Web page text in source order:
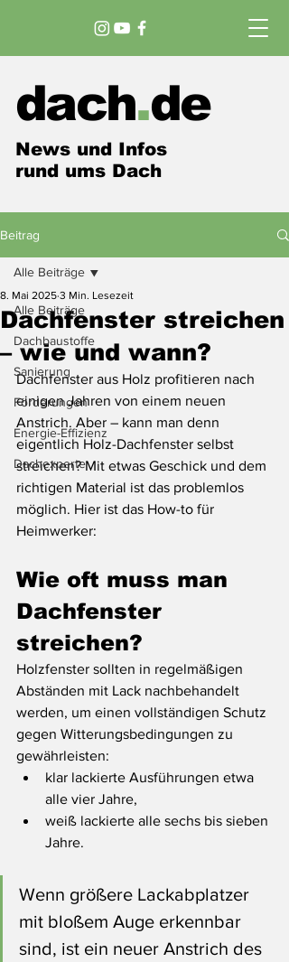
dach.de
News und Infos
rund ums Dach
Beitrag
Alle Beiträge
Dachbaustoffe
Sanierung
Förderungen
Energie-Effizienz
Dachexperte
Alle Beiträge
Dachfenster streichen
– wie und wann?
8. Mai 2025 3 Min. Lesezeit
Dachfenster aus Holz profitieren nach
einigen Jahren von einem neuen
Anstrich. Aber – kann man denn
eigentlich Holz-Dachfenster selbst
streichen? Mit etwas Geschick und dem
richtigen Material ist das problemlos
möglich. Hier ist das How-to für
Heimwerker:
Wie oft muss man
Dachfenster
streichen?
Holzfenster sollten in regelmäßigen
Abständen mit Lack nachbehandelt
werden, um einen vollständigen Schutz
gegen Witterungsbedingungen zu
gewährleisten:
klar lackierte Ausführungen etwa
alle vier Jahre,
weiß lackierte alle sechs bis sieben
Jahre.
Wenn größere Lackabplatzer
mit bloßem Auge erkennbar
sind, ist ein neuer Anstrich des